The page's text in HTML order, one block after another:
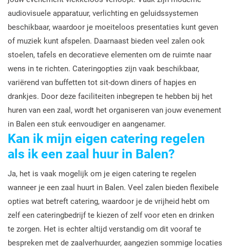
audiovisuele apparatuur, verlichting en geluidssystemen
beschikbaar, waardoor je moeiteloos presentaties kunt geven
of muziek kunt afspelen. Daarnaast bieden veel zalen ook
stoelen, tafels en decoratieve elementen om de ruimte naar
wens in te richten. Cateringopties zijn vaak beschikbaar,
variërend van buffetten tot sit-down diners of hapjes en
drankjes. Door deze faciliteiten inbegrepen te hebben bij het
huren van een zaal, wordt het organiseren van jouw evenement
in Balen een stuk eenvoudiger en aangenamer.
Kan ik mijn eigen catering regelen
als ik een zaal huur in Balen?
Ja, het is vaak mogelijk om je eigen catering te regelen
wanneer je een zaal huurt in Balen. Veel zalen bieden flexibele
opties wat betreft catering, waardoor je de vrijheid hebt om
zelf een cateringbedrijf te kiezen of zelf voor eten en drinken
te zorgen. Het is echter altijd verstandig om dit vooraf te
bespreken met de zaalverhuurder, aangezien sommige locaties